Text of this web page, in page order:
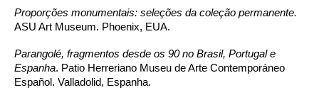
Proporções monumentais: seleções da coleção permanente.
ASU Art Museum. Phoenix, EUA.
Parangolé, fragmentos desde os 90 no Brasil, Portugal e
Espanha. Patio Herreriano Museu de Arte Contemporáneo
Español. Valladolid, Espanha.